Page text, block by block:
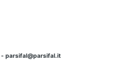
- parsifal@parsifal.it